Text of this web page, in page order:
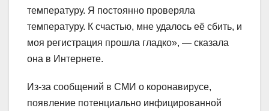
температуру. Я постоянно проверяла
температуру. К счастью, мне удалось её сбить, и
моя регистрация прошла гладко», — сказала
она в Интернете.
Из-за сообщений в СМИ о коронавирусе,
появление потенциально инфицированной